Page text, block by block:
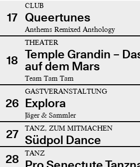
17
CLUB
Queertunes
Anthems Remixed Anthology
18
THEATER
Temple Grandin –
auf dem Mars
Team Tam Tam
26
GASTVERANSTALTUNG
Explora
Jäger & Sammler
27 TANZ, ZUM MITMACHEN
Südpol Dance
28
TANZ